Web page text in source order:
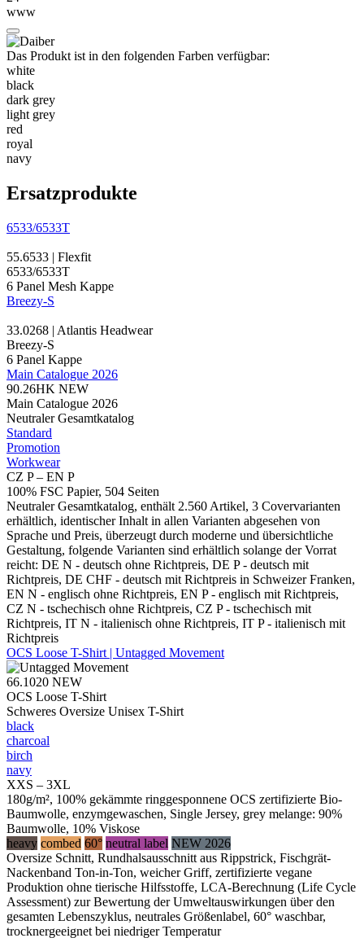
www
Das Produkt ist in den folgenden Farben verfügbar:
white
black
dark grey
light grey
red
royal
navy
Ersatzprodukte
6533/6533T
55.6533 | Flexfit
6533/6533T
6 Panel Mesh Kappe
Breezy-S
33.0268 | Atlantis Headwear
Breezy-S
6 Panel Kappe
Main Catalogue 2026
90.26HK NEW
Main Catalogue 2026
Neutraler Gesamtkatalog
Standard
Promotion
Workwear
CZ P – EN P
100% FSC Papier, 504 Seiten
Neutraler Gesamtkatalog, enthält 2.560 Artikel, 3 Covervarianten
erhältlich, identischer Inhalt in allen Varianten abgesehen von
Sprache und Preis, überzeugt durch moderne und übersichtliche
Gestaltung, folgende Varianten sind erhältlich solange der Vorrat
reicht: DE N - deutsch ohne Richtpreis, DE P - deutsch mit
Richtpreis, DE CHF - deutsch mit Richtpreis in Schweizer Franken,
EN N - englisch ohne Richtpreis, EN P - englisch mit Richtpreis,
CZ N - tschechisch ohne Richtpreis, CZ P - tschechisch mit
Richtpreis, IT N - italienisch ohne Richtpreis, IT P - italienisch mit
Richtpreis
OCS Loose T-Shirt | Untagged Movement
66.1020 NEW
OCS Loose T-Shirt
Schweres Oversize Unisex T-Shirt
black
charcoal
birch
navy
XXS – 3XL
180g/m², 100% gekämmte ringgesponnene OCS zertifizierte Bio-
Baumwolle, enzymgewaschen, Single Jersey, grey melange: 90%
Baumwolle, 10% Viskose
heavy combed 60° neutral label NEW 2026
Oversize Schnitt, Rundhalsausschnitt aus Rippstrick, Fischgrät-
Nackenband Ton-in-Ton, weicher Griff, zertifizierte vegane
Produktion ohne tierische Hilfsstoffe, LCA-Berechnung (Life Cycle
Assessment) zur Bewertung der Umweltauswirkungen über den
gesamten Lebenszyklus, neutrales Größenlabel, 60° waschbar,
trocknergeeignet bei niedriger Temperatur